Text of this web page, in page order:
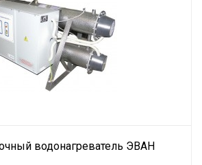
водонагреватель ЭВАН